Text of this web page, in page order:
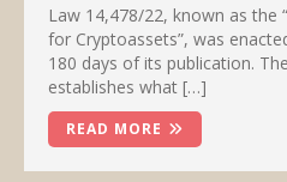
Law 14,478/22, known as the
for Cryptoassets”, was
180 days of its publication.
establishes what […]
READ MORE